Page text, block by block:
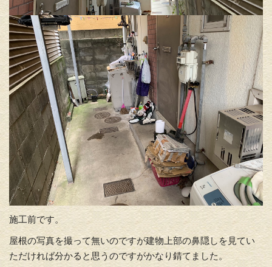
施工前です。
屋根の写真を撮って無いのですが建物上部の鼻隠しを見てい
ただければ分かると思うのですがかなり錆てました。